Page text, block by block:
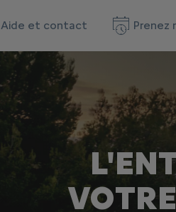
Aide et contact Prenez